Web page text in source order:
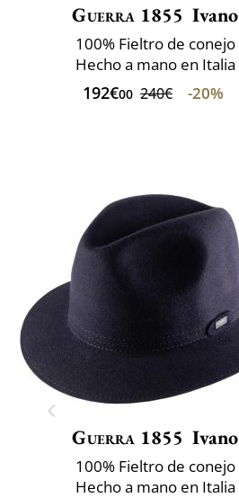
Guerra 1855 Ivano
100% Fieltro de conejo
Hecho a mano en Italia
192€00 240€ -20%
Guerra 1855 Ivano
100% Fieltro de conejo
Hecho a mano en Italia